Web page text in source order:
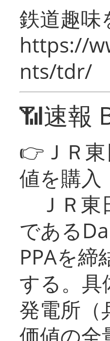
鉄道趣味
https://
nts/tdr/
📶速報
👉ＪＲ
値を購
ＪＲ東
である
PPAを締
する。具
発電所（